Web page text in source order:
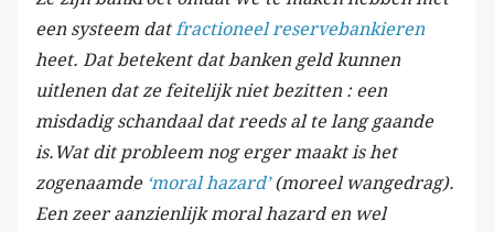
een systeem dat fractioneel reservebankieren
heet. Dat betekent dat banken geld kunnen
uitlenen dat ze feitelijk niet bezitten : een
misdadig schandaal dat reeds al te lang gaande
is.Wat dit probleem nog erger maakt is het
zogenaamde ‘moral hazard’(moreel wangedrag).
Een zeer aanzienlijk moral hazard en wel